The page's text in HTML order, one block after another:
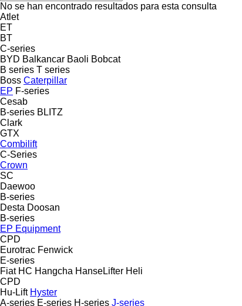
No se han encontrado resultados para esta consulta
Atlet
ET
BT
C-series
BYD Balkancar Baoli Bobcat
B series T series
Boss Caterpillar
EP F-series
Cesab
B-series BLITZ
Clark
GTX
Combilift
C-Series
Crown
SC
Daewoo
B-series
Desta Doosan
B-series
EP Equipment
CPD
Eurotrac Fenwick
E-series
Fiat HC Hangcha HanseLifter Heli
CPD
Hu-Lift Hyster
A-series E-series H-series J-series